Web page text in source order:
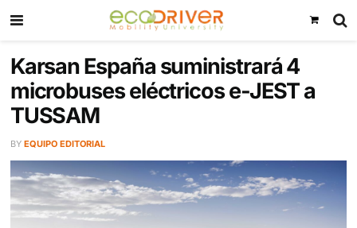
Karsan España suministrará 4
microbuses eléctricos e-
TUSSAM
BY EQUIPO EDITORIAL